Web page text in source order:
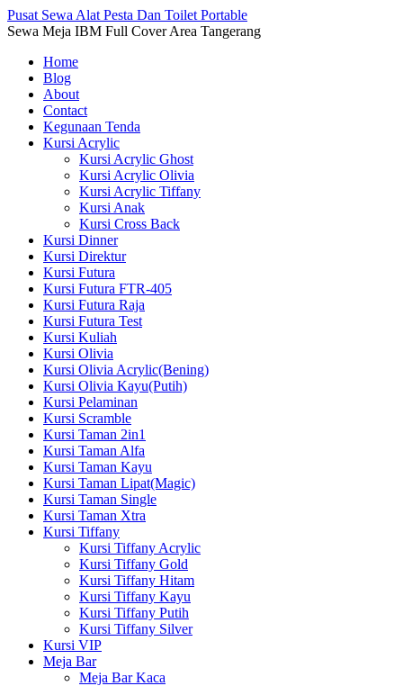
Pusat Sewa Alat Pesta Dan Toilet Portable
Sewa Meja IBM Full Cover Area Tangerang
Home
Blog
About
Contact
Kegunaan Tenda
Kursi Acrylic
Kursi Acrylic Ghost
Kursi Acrylic Olivia
Kursi Acrylic Tiffany
Kursi Anak
Kursi Cross Back
Kursi Dinner
Kursi Direktur
Kursi Futura
Kursi Futura FTR-405
Kursi Futura Raja
Kursi Futura Test
Kursi Kuliah
Kursi Olivia
Kursi Olivia Acrylic(Bening)
Kursi Olivia Kayu(Putih)
Kursi Pelaminan
Kursi Scramble
Kursi Taman 2in1
Kursi Taman Alfa
Kursi Taman Kayu
Kursi Taman Lipat(Magic)
Kursi Taman Single
Kursi Taman Xtra
Kursi Tiffany
Kursi Tiffany Acrylic
Kursi Tiffany Gold
Kursi Tiffany Hitam
Kursi Tiffany Kayu
Kursi Tiffany Putih
Kursi Tiffany Silver
Kursi VIP
Meja Bar
Meja Bar Kaca